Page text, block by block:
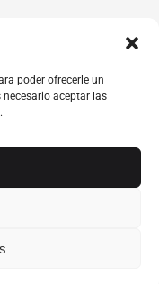
poder ofrecerle un
necesario aceptar las
Power Nº 7,
desde 1954.
Abogados Tenerife
del ICATF.